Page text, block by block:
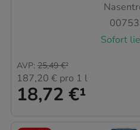
Sofort
18,72 €¹
AVP: 25,49 €²
187,20 € pro 1 l